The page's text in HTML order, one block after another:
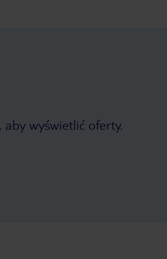
, aby wyświetlić oferty.